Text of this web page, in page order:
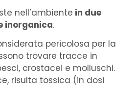
nell’ambiente in due
inorganica.
pericolosa per la
trovare tracce in
crostacei e molluschi.
risulta tossica (in dosi